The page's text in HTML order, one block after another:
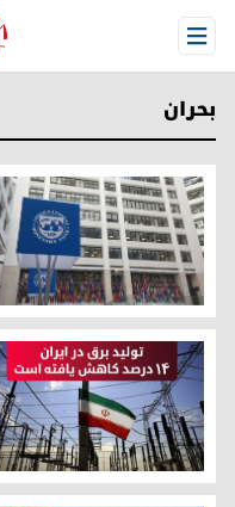
Open Menu
بحران
هشدار صندوق
بحران انرژی در ایران